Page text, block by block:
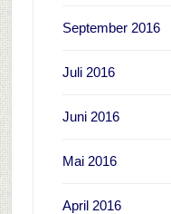
September 2016
Juli 2016
Juni 2016
Mai 2016
April 2016